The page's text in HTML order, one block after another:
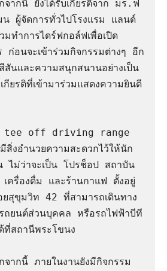
ผู้จัดการทั่วไปโรงแรม แลนด์
ทำการไดร์ฟกอล์ฟเพื่อเปิด
ก่อนจะเข้าร่วมกิจกรรมต่างๆ อีก
สันและความสนุกสนานอย่างเป็น
กียรติที่เข้ามาร่วมแสดงความยินดี
สิ่งอำนวยความสะดวกไว้ให้นัก
ไม่ว่าจะเป็น โปรช็อป สถาบัน
ครื่องดื่ม และร้านกาแฟ ตั้งอยู่
ยสุขุมวิท 42 ที่สามารถเดินทาง
ถยนต์ส่วนบุคคล หรือรถไฟฟ้าบีที
ที่สถานีพระโขนง